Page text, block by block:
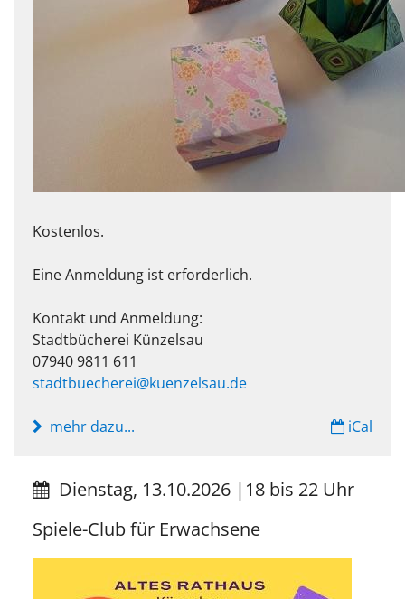
Kostenlos.
Eine Anmeldung ist erforderlich.
Kontakt und Anmeldung:
Stadtbücherei Künzelsau
07940 9811 611
stadtbuecherei@kuenzelsau.de
iCal
mehr dazu...
Dienstag, 13.10.2026 | 18 bis 22 Uhr
Spiele-Club für Erwachsene